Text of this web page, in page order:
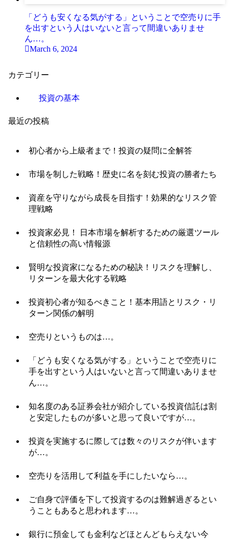
「どうも安くなる気がする」ということで空売りに手
を出すという人はいないと言って間違いありませ
ん…。
March 6, 2024
カテゴリー
投資の基本
最近の投稿
初心者から上級者まで！投資の疑問に全解答
市場を制した戦略！歴史に名を刻む投資の勝者たち
資産を守りながら成長を目指す！効果的なリスク管
理戦略
投資家必見！ 日本市場を解析するための厳選ツール
と信頼性の高い情報源
賢明な投資家になるための秘訣！リスクを理解し、
リターンを最大化する戦略
投資初心者が知るべきこと！基本用語とリスク・リ
ターン関係の解明
空売りというものは…。
「どうも安くなる気がする」ということで空売りに
手を出すという人はいないと言って間違いありませ
ん…。
知名度のある証券会社が紹介している投資信託は割
と安定したものが多いと思って良いですが…。
投資を実施するに際しては数々のリスクが伴います
が…。
空売りを活用して利益を手にしたいなら…。
ご自身で評価を下して投資するのは難解過ぎるとい
うこともあると思われます…。
銀行に預金しても金利などほとんどもらえない今